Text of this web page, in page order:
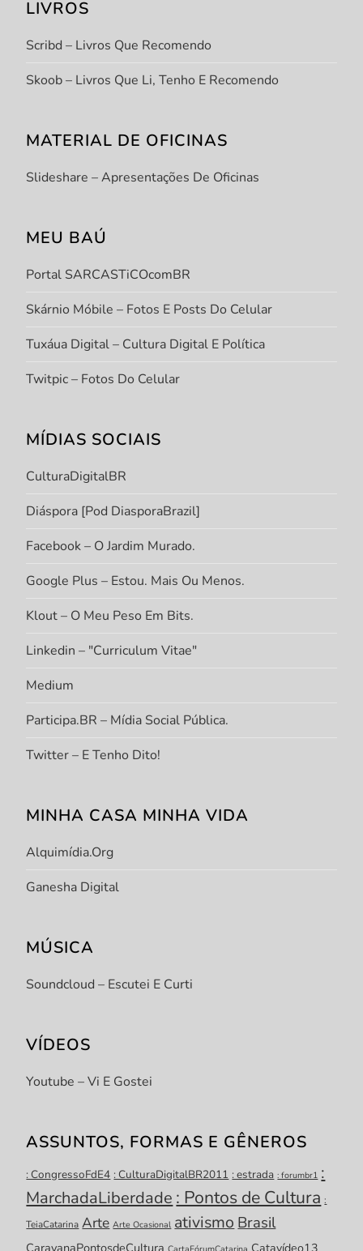
LIVROS
Scribd – Livros Que Recomendo
Skoob – Livros Que Li, Tenho E Recomendo
MATERIAL DE OFICINAS
Slideshare – Apresentações De Oficinas
MEU BAÚ
Portal SARCASTiCOcomBR
Skárnio Móbile – Fotos E Posts Do Celular
Tuxáua Digital – Cultura Digital E Política
Twitpic – Fotos Do Celular
MÍDIAS SOCIAIS
CulturaDigitalBR
Diáspora [Pod DiasporaBrazil]
Facebook – O Jardim Murado.
Google Plus – Estou. Mais Ou Menos.
Klout – O Meu Peso Em Bits.
Linkedin – "Curriculum Vitae"
Medium
Participa.BR – Mídia Social Pública.
Twitter – E Tenho Dito!
MINHA CASA MINHA VIDA
Alquimídia.org
Ganesha Digital
MÚSICA
Soundcloud – Escutei E Curti
VÍDEOS
Youtube – Vi E Gostei
ASSUNTOS, FORMAS E GÊNEROS
: CongressoFdE4 : CulturaDigitalBR2011 : estrada : forumbr1 :
MarchadaLiberdade : Pontos de Cultura :
TeiaCatarina Arte Arte Ocasional ativismoBrasil